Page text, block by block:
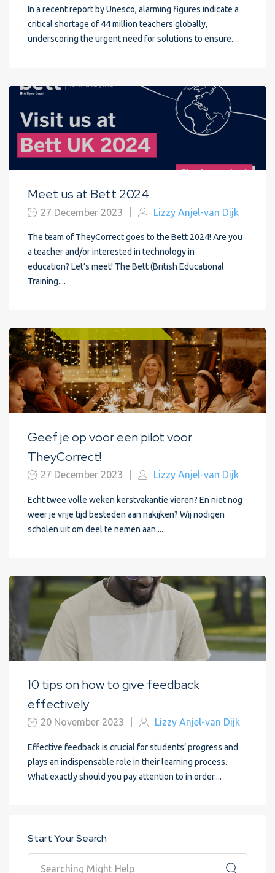
In a recent report by Unesco, alarming figures indicate a
critical shortage of 44 million teachers globally,
underscoring the urgent need for solutions to ensure....
Meet us at Bett 2024
27 December 2023 Lizzy Anjel-van Dijk
The team of TheyCorrect goes to the Bett 2024! Are you
a teacher and/or interested in technology in
education? Let’s meet! The Bett (British Educational
Training....
Geef je op voor een pilot voor
TheyCorrect!
27 December 2023 Lizzy Anjel-van Dijk
Echt twee volle weken kerstvakantie vieren? En niet nog
weer je vrije tijd besteden aan nakijken? Wij nodigen
scholen uit om deel te nemen aan....
10 tips on how to give feedback
effectively
20 November 2023 Lizzy Anjel-van Dijk
Effective feedback is crucial for students’ progress and
plays an indispensable role in their learning process.
What exactly should you pay attention to in order....
Start Your Search